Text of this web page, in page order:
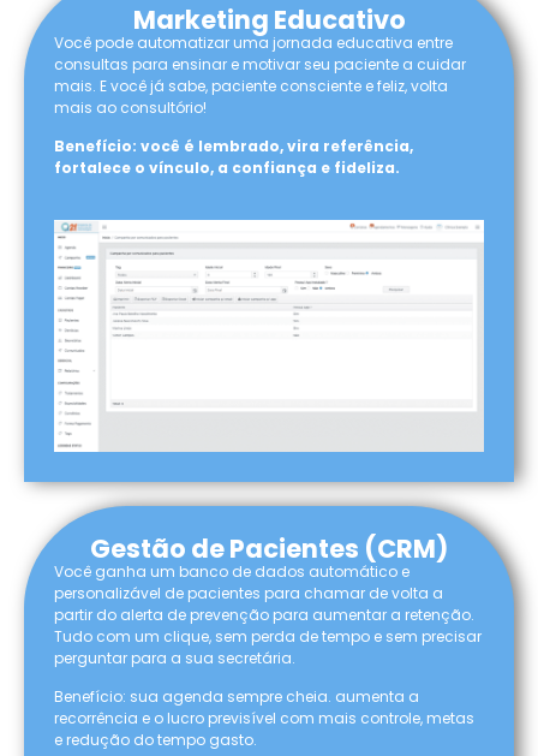
Marketing Educativo
Você pode automatizar uma jornada educativa entre
consultas para ensinar e motivar seu paciente a cuidar
mais. E você já sabe, paciente consciente e feliz, volta
mais ao consultório!
Benefício: você é lembrado, vira referência,
fortalece o vínculo, a confiança e fideliza.
Gestão de Pacientes (CRM)
Você ganha um banco de dados automático e
personalizável de pacientes para chamar de volta a
partir do alerta de prevenção para aumentar a retenção.
Tudo com um clique, sem perda de tempo e sem precisar
perguntar para a sua secretária.
Benefício: sua agenda sempre cheia. aumenta a
recorrência e o lucro previsível com mais controle, metas
e redução do tempo gasto.